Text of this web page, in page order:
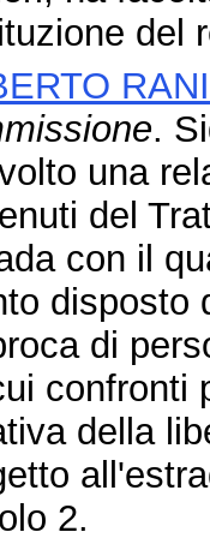
del
.
una
del
con il
disposto
di
confronti
della
2.